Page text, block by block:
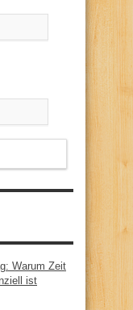
Warum Zeit
ist